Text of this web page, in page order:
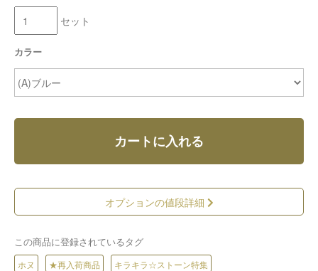
セット
カラー
カートに入れる
オプションの値段詳細
この商品に登録されているタグ
ホヌ ★再入荷商品 キラキラ☆ストーン特集